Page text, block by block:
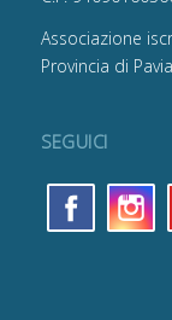
Associazione
Provincia di
SEGUICI